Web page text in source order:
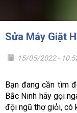
Sửa Máy Giặt
15/05/2022 -
Bạn đang cần tìm
Bắc Ninh hãy gọi
đội ngũ thợ giỏi, có